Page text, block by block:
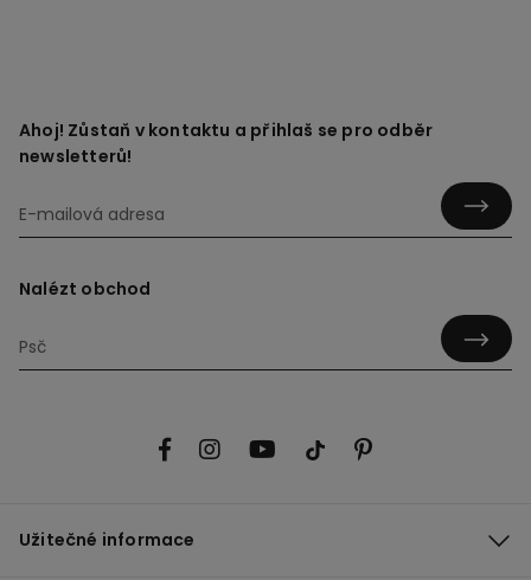
Ahoj! Zůstaň v kontaktu a přihlaš se pro odběr
newsletterů!
Nalézt obchod
Užitečné informace